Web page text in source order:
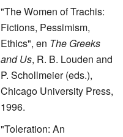
"The Women of Trachis:
Fictions, Pessimism,
Ethics", en The Greeks
and Us, R. B. Louden and
P. Schollmeier (eds.),
Chicago University Press,
1996.
"Toleration: An